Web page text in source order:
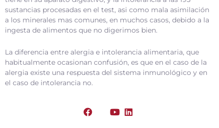
sustancias procesadas en el test, asi como mala asimilación
a los minerales mas comunes, en muchos casos, debido a la
ingesta de alimentos que no digerimos bien.
La diferencia entre alergia e intolerancia alimentaria, que
habitualmente ocasionan confusión, es que en el caso de la
alergia existe una respuesta del sistema inmunológico y en
el caso de intolerancia no.